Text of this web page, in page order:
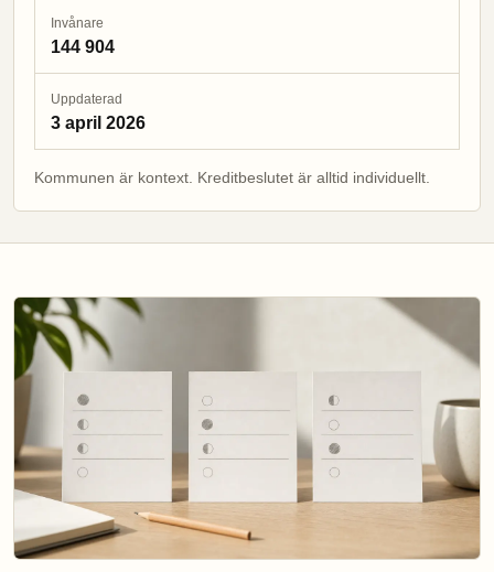
Invånare
144 904
Uppdaterad
3 april 2026
Kommunen är kontext. Kreditbeslutet är alltid individuellt.